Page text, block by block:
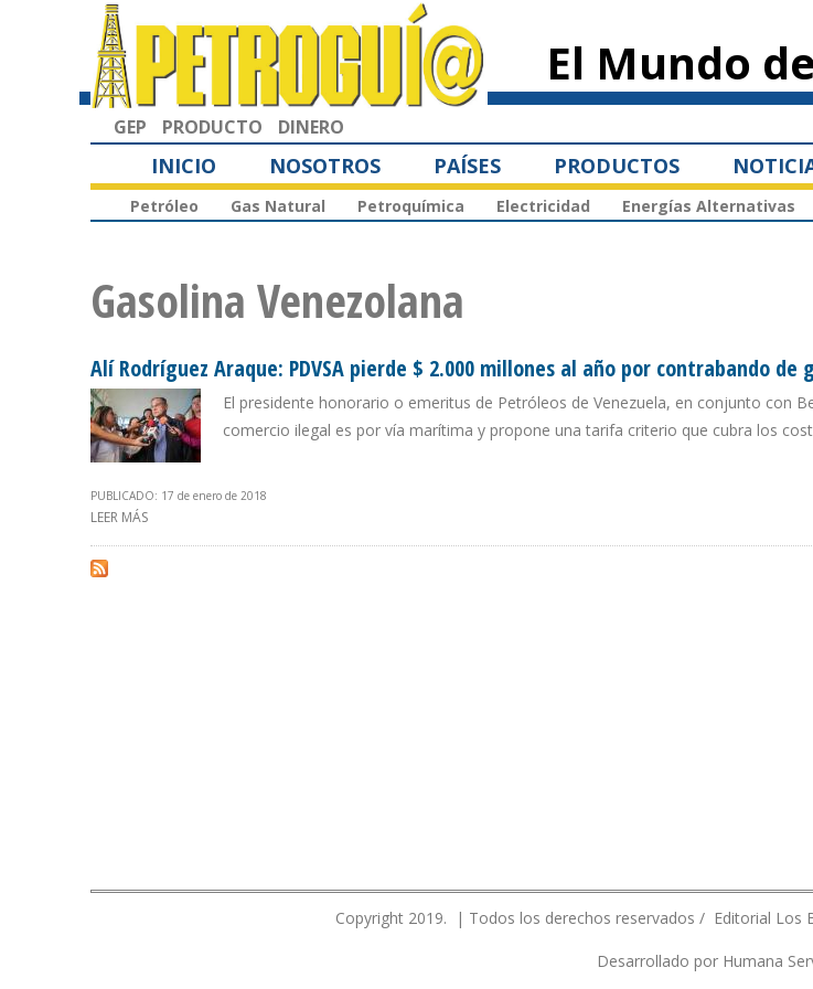
principal
El Mundo
GEP PRODUCTO DINERO
INICIO NOSOTROS PAÍSES PRODUCTOS
Petróleo Gas Natural Petroquímica Electricidad Energías Alternativas
Gasolina Venezolana
Alí Rodríguez Araque: PDVSA pierde $ 2.000 millones al año por contrabando de
El presidente honorario o emeritus de Petróleos de Venezuela, en conjunto con
comercio ilegal es por vía marítima y propone una tarifa criterio que cubra los
PUBLICADO: 17 de enero de 2018
LEER MÁS
Copyright 2019. | Todos los derechos reservados / Editorial Los
Desarrollado por Humana